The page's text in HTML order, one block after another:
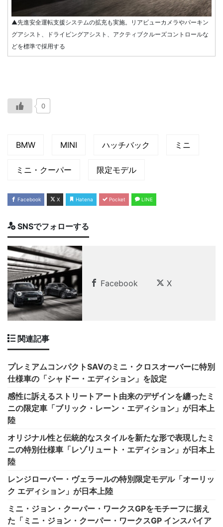
▲先進安全運転支援システムの拡充も実施。リアビューカメラやパーキン
グアシスト、ドライビングアシスト、アクティブクルーズコントロールな
どを標準で採用する
0
BMW MINI ハッチバック ミニ
ミニ・クーパー 限定モデル
Facebook X Hatena Pocket LINE
SNSでフォローする
Facebook X
関連記事
プレミアムコンパクトSAVのミニ・クロスオーバーに特別
仕様車の「シャドー・エディション」を設定
感性に訴えるストリートアート由来のデザインを纏ったミ
ニの限定車「ブリック・レーン・エディション」が日本上
陸
オリジナル性と伝統的なスタイルを新たな形で表現したミ
ニの特別仕様車「レゾリュート・エディション」が日本上
陸
レンジローバー・ヴェラールの特別限定モデル「オーリッ
ク エディション」が日本上陸
ミニ・ジョン・クーパー・ワークスGPをモチーフに据え
た「ミニ・ジョン・クーパー・ワークスGP インスパイア